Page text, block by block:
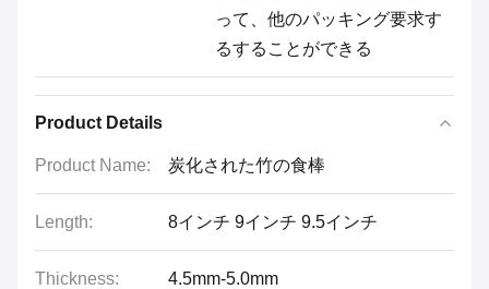
って、他のパッキング要求す
るすることができる
Product Details
Product Name: 炭化された竹の食棒
Length: 8インチ 9インチ 9.5インチ
Thickness: 4.5mm-5.0mm